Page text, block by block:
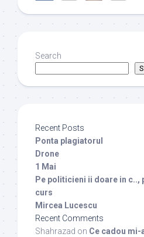
Search
Recent Posts
Ponta plagiatorul
Drone
1 Mai
Pe politicieni ii doare in c..,
curs
Mircea Lucescu
Recent Comments
Shahrazad on Ce cadou mi-